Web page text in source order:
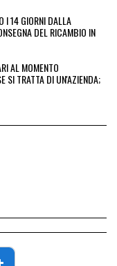
I 14 GIORNI DALLA
DEL RICAMBIO IN
AL MOMENTO
SI TRATTA DI UN'AZIENDA;